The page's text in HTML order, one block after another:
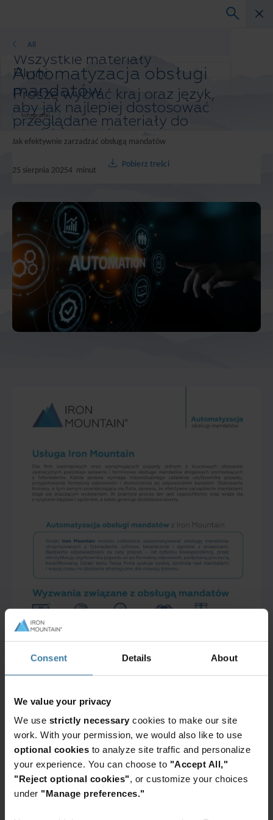
Consent Details About
We value your privacy
We use strictly necessary cookies to make our site
work. With your permission, we would also like to use
optional cookies to analyze site traffic and personalize
your experience. You can choose to "Accept All,"
"Reject optional cookies", or customize your choices
under "Manage preferences."
Wszystkie materiały
Blogi
Studium przypadku
Przewodniki po rozwiązaniach
Webinary
Biała księga
All
Proszę wybrać kraj oraz język,
aby jak najlepiej dostosować
przeglądane materiały do
swoich potrzeb.
Preferowany kraj i język:
Europe and Southern Africa
Middle East North Africa And Turkey
North America
Infografiki
Automatyzacja obsługi
mandatów
Infografiki
Jak efektywnie zarzadzać obsługą mandatów
25 sierpnia 20254 minut
Pobierz treści
Polecane usługi i rozwiązania
InSight
digital